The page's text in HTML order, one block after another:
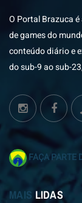
O Portal Brazuca
de games do
conteúdo diário e
do sub-9 ao sub-
FAÇA PARTE
MAIS LIDAS